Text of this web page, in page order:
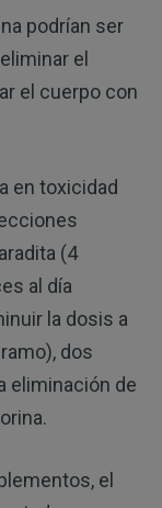
podrían ser
el
el cuerpo con
en toxicidad
(4
al día
la dosis a
dos
eliminación de
el